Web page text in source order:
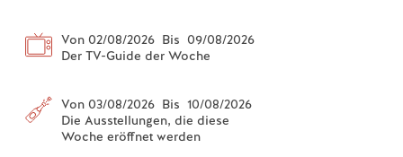
Von 02/08/2026 Bis 09/08/2026
Der TV-Guide der Woche
Von 03/08/2026 Bis 10/08/2026
Die Ausstellungen, die diese
Woche eröffnet werden